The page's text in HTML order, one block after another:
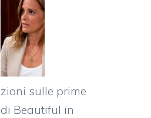
sulle prime
Beautiful in